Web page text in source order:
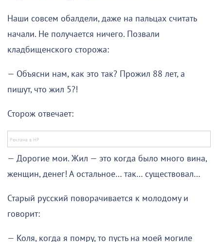
Наши совсем обалдели, даже на пальцах считать
начали. Не получается ничего. Позвали
кладбищенского сторожа:
— Объясни нам, как это так? Прожил 88 лет, а
пишут, что жил 5?!
Сторож отвечает:
— Дорогие мои. Жил — это когда было много вина,
женщин, денег! А остальное… так… существовал…
Старый русский поворачивается к молодому и
говорит:
— Коля, когда я помру, то пусть на моей могиле